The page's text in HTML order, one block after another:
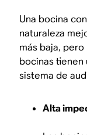
Una bocina
naturaleza
más baja,
bocinas
sistema de
Alta